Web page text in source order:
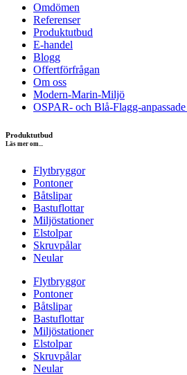
Omdömen
Referenser
Produktutbud
E-handel
Blogg
Offertförfrågan
Om oss
Modern-Marin-Miljö
OSPAR- och Blå-Flagg-
Produktutbud
Läs mer om...
Flytbryggor
Pontoner
Båtslipar
Bastuflottar
Miljöstationer
Elstolpar
Skruvpålar
Neular
Flytbryggor
Pontoner
Båtslipar
Bastuflottar
Miljöstationer
Elstolpar
Skruvpålar
Neular